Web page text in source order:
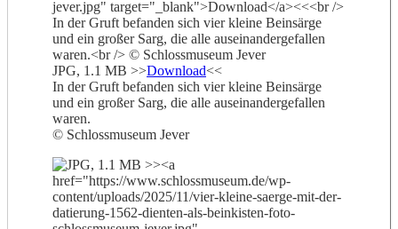
JPG, 1.1 MB >>Download<<
In der Gruft befanden sich vier kleine Beinsärge
und ein großer Sarg, die alle auseinandergefallen
waren.
© Schlossmuseum Jever